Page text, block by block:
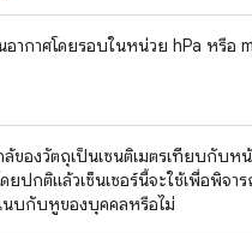
อากาศโดยรอบในหน่วย hPa หรือ
ล้ของวัตถุเป็นเซนติเมตรเทียบกับห
ปกติแล้วเซ็นเซอร์นี้จะใช้เพื่อพิจา
บกับหูของบุคคลหรือไม่